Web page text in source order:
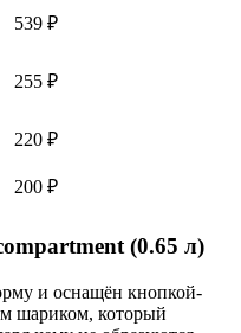
539 ₽
255 ₽
220 ₽
200 ₽
(0.65 л)
и оснащён кнопкой-
шариком, который